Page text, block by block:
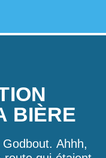
BIÈRE
Ahhh,